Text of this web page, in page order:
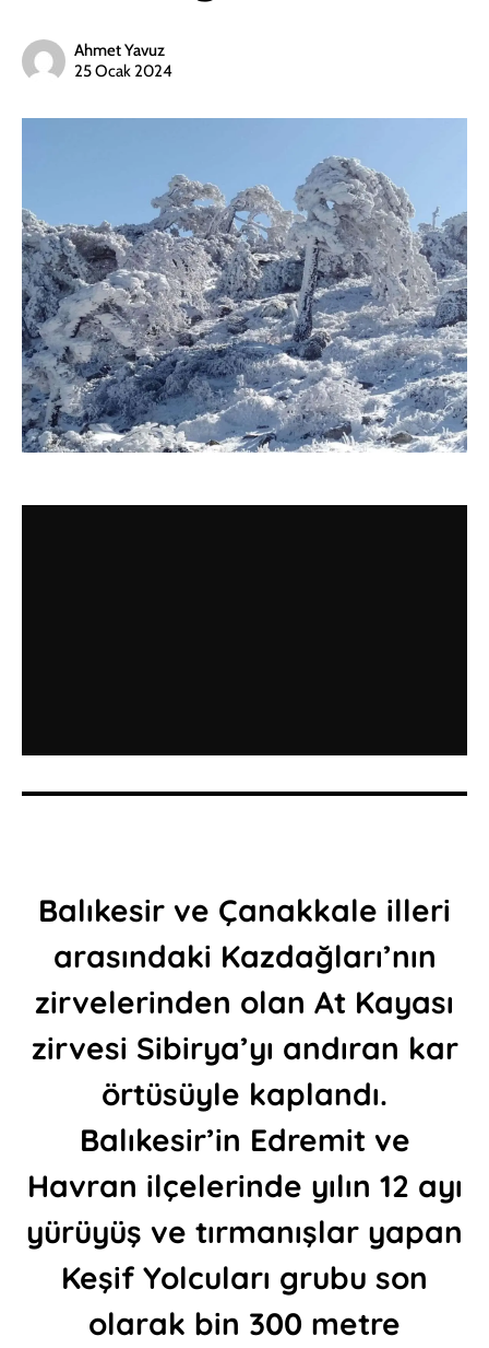
Ahmet Yavuz
25 Ocak 2024
Balıkesir ve Çanakkale illeri
arasındaki Kazdağları’nın
zirvelerinden olan At Kayası
zirvesi Sibirya’yı andıran kar
örtüsüyle kaplandı.
Balıkesir’in Edremit ve
Havran ilçelerinde yılın 12 ayı
yürüyüş ve tırmanışlar yapan
Keşif Yolcuları grubu son
olarak bin 300 metre